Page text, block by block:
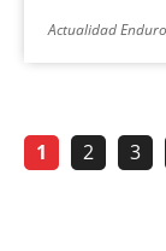
Actualidad Enduro
1 2 3